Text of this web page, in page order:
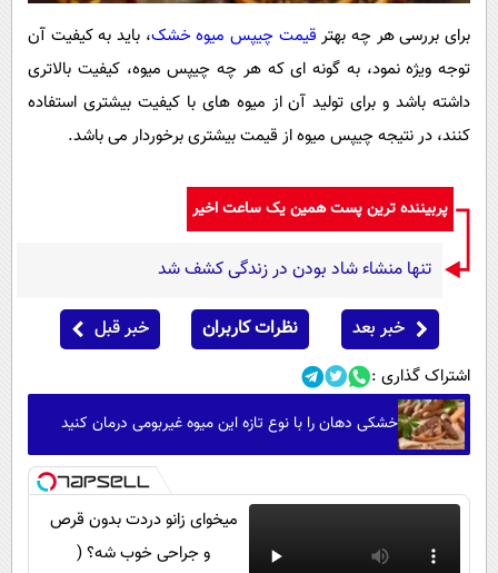
برای بررسی هر چه بهتر قیمت چیپس میوه خشک، باید به کیفیت آن
توجه ویژه نمود، به گونه ای که هر چه چیپس میوه، کیفیت بالاتری
داشته باشد و برای تولید آن از میوه های با کیفیت بیشتری استفاده
کنند، در نتیجه چیپس میوه از قیمت بیشتری برخوردار می باشد.
پربیننده ترین پست همین یک ساعت اخیر
تنها منشاء شاد بودن در زندگی کشف شد
خبر بعد نظرات کاربران خبر قبل
اشتراک گذاری :
خشکی دهان را با نوع تازه این میوه غیربومی درمان کنید
میخوای زانو دردت بدون قرص
و جراحی خوب شه؟ (